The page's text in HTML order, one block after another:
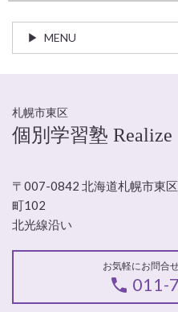
MENU
札幌市東区
個別学習塾
〒007-0842 北海道札幌市東
町102
北光線沿い
お気軽にお問合
011-